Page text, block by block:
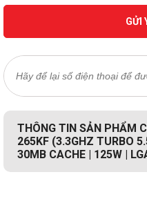
GỬI
THÔNG TIN SẢN PHẨM
265KF (3.3GHZ TURBO
30MB CACHE | 125W |